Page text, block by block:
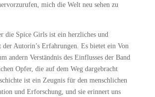
mich die Welt neu sehen zu
die Spice Girls ist ein herzliches und
der Autorin’s Erfahrungen. Es bietet ein Von
andern Verständnis des Einflusses der Band
Opfer, die auf dem Weg dargebracht
ist ein Zeugnis für den menschlichen
und Erforschung, und sie erinnert uns